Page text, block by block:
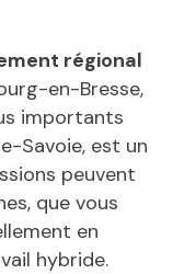
régional
en-Bresse,
importants
Savoie, est un
peuvent
que vous
en
hybride.